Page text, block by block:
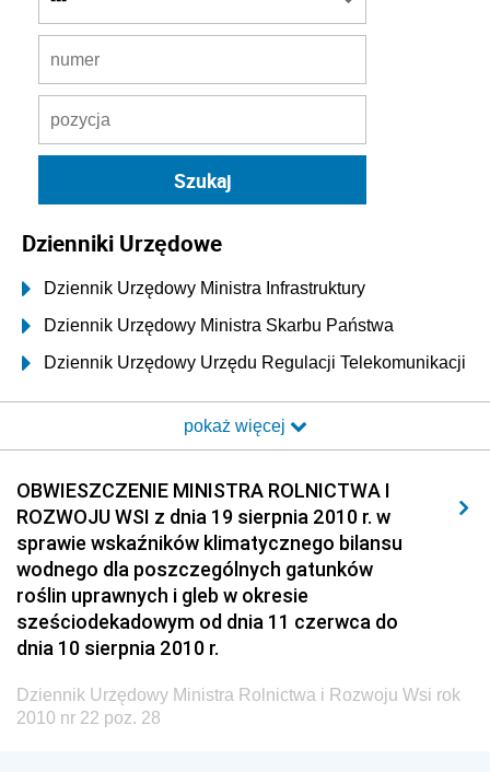
Dzienniki Urzędowe
Dziennik Urzędowy Ministra Infrastruktury
Dziennik Urzędowy Ministra Skarbu Państwa
Dziennik Urzędowy Urzędu Regulacji Telekomunikacji
Dziennik Urzędowy Ministra Transportu i Budownictwa
Elektronicznej
Dziennik Urzędowy Ministra Spraw Wewnętrznych i
Administracji
Dziennik Urzędowy Ministra Transportu
Dziennik Urzędowy Ministra Budownictwa
Dziennik Urzędowy Ministra Nauki i Szkolnictwa
Wyższego
Dziennik Urzędowy Głównego Urzędu Miar
pokaż więcej
OBWIESZCZENIE MINISTRA ROLNICTWA I
ROZWOJU WSI z dnia 19 sierpnia 2010 r. w
sprawie wskaźników klimatycznego bilansu
wodnego dla poszczególnych gatunków
roślin uprawnych i gleb w okresie
sześciodekadowym od dnia 11 czerwca do
dnia 10 sierpnia 2010 r.
Dziennik Urzędowy Ministra Rolnictwa i Rozwoju Wsi rok
2010 nr 22 poz. 28